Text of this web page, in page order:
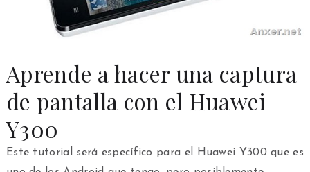
Aprende a hacer una captura
de pantalla con el Huawei
Y300
Este tutorial será específico para el Huawei Y300 que es